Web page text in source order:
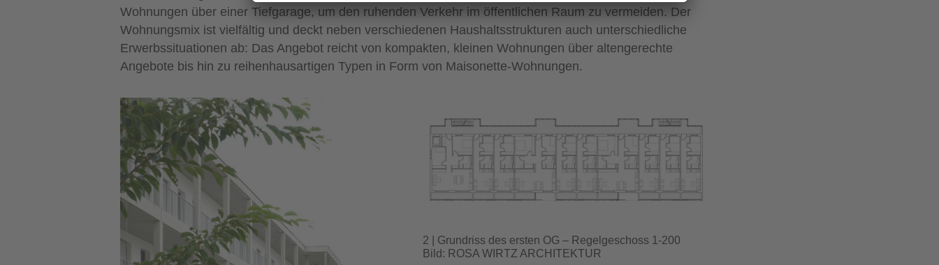
Wohnungen über einer Tiefgarage, um den ruhenden Verkehr im öffentlichen Raum zu vermeiden. Der
Wohnungsmix ist vielfältig und deckt neben verschiedenen Haushaltsstrukturen auch unterschiedliche
Erwerbssituationen ab: Das Angebot reicht von kompakten, kleinen Wohnungen über altengerechte
Angebote bis hin zu reihenhausartigen Typen in Form von Maisonette-Wohnungen.
2 | Grundriss des ersten OG – Regelgeschoss 1-200
Bild: ROSA WIRTZ ARCHITEKTUR